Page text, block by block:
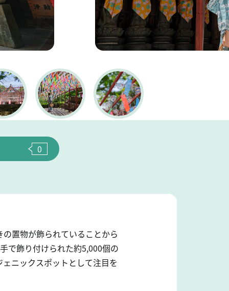
0
置物が飾られていることから
で飾り付けられた約5,000個の
ニックスポットとして注目を